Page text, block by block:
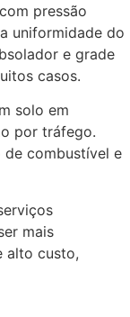
pressão
uniformidade do
e grade
casos.
solo em
por tráfego.
de combustível e
mais
alto custo,